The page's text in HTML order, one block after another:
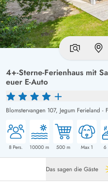
4+-Sterne-Ferienhaus mit
euer E-Auto
Blomstervangen 107, Jegum Ferieland -
8 Pers. 10000 m 500m Max 1 6
Das sagen die Gäste